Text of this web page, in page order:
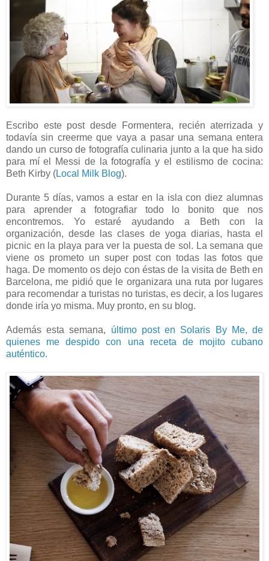
Escribo este post desde Formentera, recién aterrizada y
todavía sin creerme que vaya a pasar una semana entera
dando un curso de fotografía culinaria junto a la que ha sido
para mí el Messi de la fotografía y el estilismo de cocina:
Beth Kirby (Local Milk Blog).
Durante 5 días, vamos a estar en la isla con diez alumnas
para aprender a fotografiar todo lo bonito que nos
encontremos. Yo estaré ayudando a Beth con la
organización, desde las clases de yoga diarias, hasta el
picnic en la playa para ver la puesta de sol. La semana que
viene os prometo un super post con todas las fotos que
haga. De momento os dejo con éstas de la visita de Beth en
Barcelona, me pidió que le organizara una ruta por lugares
para recomendar a turistas no turistas, es decir, a los lugares
donde iría yo misma. Muy pronto, en su blog.
Además esta semana, último post en Solaris By Me, de
quienes me despido con una receta de mojito cubano
auténtico.